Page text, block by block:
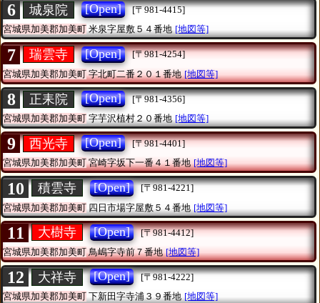
6 城泉院 [Open]
[〒981-4415]
宮城県加美郡加美町米泉字屋敷５４番地 [地図等]
7 瑞雲寺 [Open]
[〒981-4254]
宮城県加美郡加美町字北町二番２０１番地 [地図等]
8 正耒院 [Open]
[〒981-4356]
宮城県加美郡加美町字芋沢植村２０番地 [地図等]
9 西光寺 [Open]
[〒981-4401]
宮城県加美郡加美町宮崎字坂下一番４１番地 [地図等]
10 積雲寺 [Open]
[〒981-4221]
宮城県加美郡加美町 四日市場字屋敷５４番地 [地図等]
11 大樹寺 [Open]
[〒981-4412]
宮城県加美郡加美町鳥嶋字寺前７番地 [地図等]
12 大祥寺 [Open]
[〒981-4222]
宮城県加美郡加美町下新田字寺浦３９番地 [地図等]